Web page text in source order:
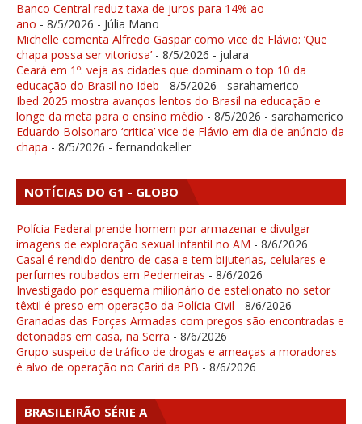
Banco Central reduz taxa de juros para 14% ao
ano - 8/5/2026 - Júlia Mano
Michelle comenta Alfredo Gaspar como vice de Flávio: ‘Que
chapa possa ser vitoriosa’ - 8/5/2026 - julara
Ceará em 1º: veja as cidades que dominam o top 10 da
educação do Brasil no Ideb - 8/5/2026 - sarahamerico
Ibed 2025 mostra avanços lentos do Brasil na educação e
longe da meta para o ensino médio - 8/5/2026 - sarahamerico
Eduardo Bolsonaro ‘critica’ vice de Flávio em dia de anúncio da
chapa - 8/5/2026 - fernandokeller
NOTÍCIAS DO G1 - GLOBO
Polícia Federal prende homem por armazenar e divulgar
imagens de exploração sexual infantil no AM - 8/6/2026
Casal é rendido dentro de casa e tem bijuterias, celulares e
perfumes roubados em Pederneiras - 8/6/2026
Investigado por esquema milionário de estelionato no setor
têxtil é preso em operação da Polícia Civil - 8/6/2026
Granadas das Forças Armadas com pregos são encontradas e
detonadas em casa, na Serra - 8/6/2026
Grupo suspeito de tráfico de drogas e ameaças a moradores
é alvo de operação no Cariri da PB - 8/6/2026
BRASILEIRÃO SÉRIE A